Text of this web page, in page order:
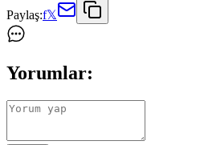
Paylaş:f𝕏
Yorumlar: